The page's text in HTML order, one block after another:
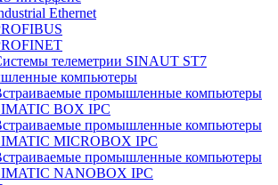
Ethernet
телеметрии SINAUT ST7
компьютеры
промышленные компьютеры
BOX IPC
промышленные компьютеры
MICROBOX IPC
промышленные компьютеры
NANOBOX IPC